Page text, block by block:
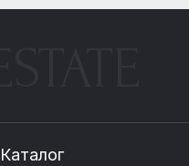
Каталог